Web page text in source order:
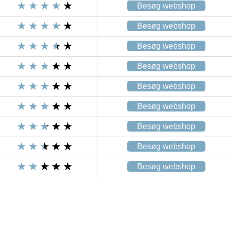
Besøg webshop
Besøg webshop
Besøg webshop
Besøg webshop
Besøg webshop
Besøg webshop
Besøg webshop
Besøg webshop
Besøg webshop